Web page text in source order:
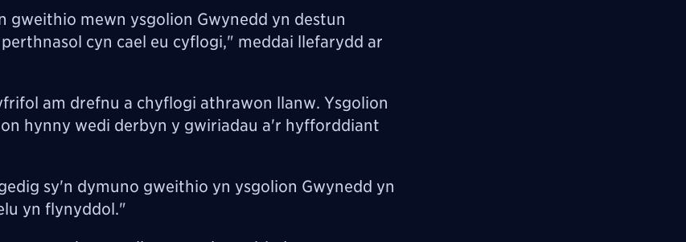
gweithio mewn ysgolion Gwynedd yn destun
cyn cael eu cyflogi," meddai llefarydd ar
am drefnu a chyflogi athrawon llanw. Ysgolion
hynny wedi derbyn y gwiriadau a'r hyfforddiant
sy'n dymuno gweithio yn ysgolion Gwynedd yn
yn flynyddol."